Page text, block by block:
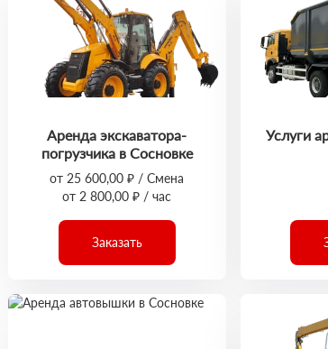
Аренда экскаватора-
погрузчика в Сосновке
от 25 600,00 ₽ / Смена
от 2 800,00 ₽ / час
Заказать
Услуги